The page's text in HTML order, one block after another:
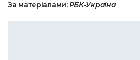
За матеріалами: РБК-Україна